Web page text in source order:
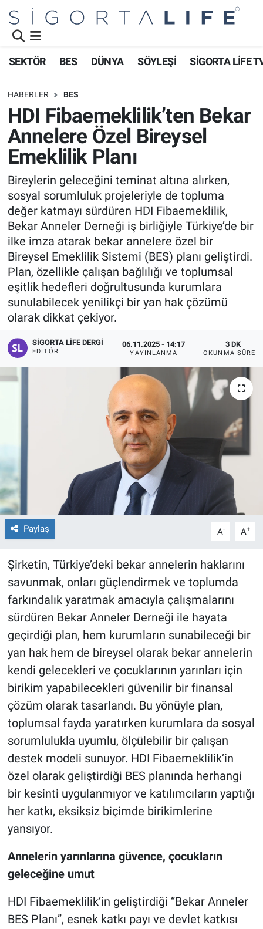
SEKTÖR BES DÜNYA SÖYLEŞİ SİGORTA LİFE
HABERLER BES
HDI Fibaemeklilik’ten Bekar
Annelere Özel Bireysel
Emeklilik Planı
Bireylerin geleceğini teminat altına alırken,
sosyal sorumluluk projeleriyle de topluma
değer katmayı sürdüren HDI Fibaemeklilik,
Bekar Anneler Derneği iş birliğiyle Türkiye’de bir
ilke imza atarak bekar annelere özel bir
Bireysel Emeklilik Sistemi (BES) planı geliştirdi.
Plan, özellikle çalışan bağlılığı ve toplumsal
eşitlik hedefleri doğrultusunda kurumlara
sunulabilecek yenilikçi bir yan hak çözümü
olarak dikkat çekiyor.
SIGORTA LIFE DERGI
EDITÖR
06.11.2025 - 14:17
YAYINLANMA
3 DK
OKUNMA SÜRESI
Paylaş A- A+
Şirketin, Türkiye’deki bekar annelerin haklarını
savunmak, onları güçlendirmek ve toplumda
farkındalık yaratmak amacıyla çalışmalarını
sürdüren Bekar Anneler Derneği ile hayata
geçirdiği plan, hem kurumların sunabileceği bir
yan hak hem de bireysel olarak bekar annelerin
kendi gelecekleri ve çocuklarının yarınları için
birikim yapabilecekleri güvenilir bir finansal
çözüm olarak tasarlandı. Bu yönüyle plan,
toplumsal fayda yaratırken kurumlara da sosyal
sorumlulukla uyumlu, ölçülebilir bir çalışan
destek modeli sunuyor. HDI Fibaemeklilik’in
özel olarak geliştirdiği BES planında herhangi
bir kesinti uygulanmıyor ve katılımcıların yaptığı
her katkı, eksiksiz biçimde birikimlerine
yansıyor.
Annelerin yarınlarına güvence, çocukların
geleceğine umut
HDI Fibaemeklilik’in geliştirdiği “Bekar Anneler
BES Planı”, esnek katkı payı ve devlet katkısı
Namaz Vakitleri
Trafik Durumu
Süper Lig Puan Durumu ve Fikstür
Tüm Manşetler
Son Dakika Haberleri
Haber Arşivi